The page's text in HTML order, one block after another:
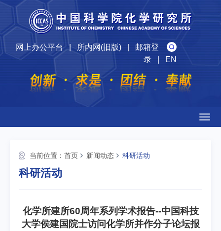
网上办公平台|所内网(旧版)| 邮箱登
录| EN
当前位置： 首页 新闻动态 科研活动
科研活动
化学所建所60周年系列学术报告--中国科技
大学侯建国院士访问化学所并作分子论坛报